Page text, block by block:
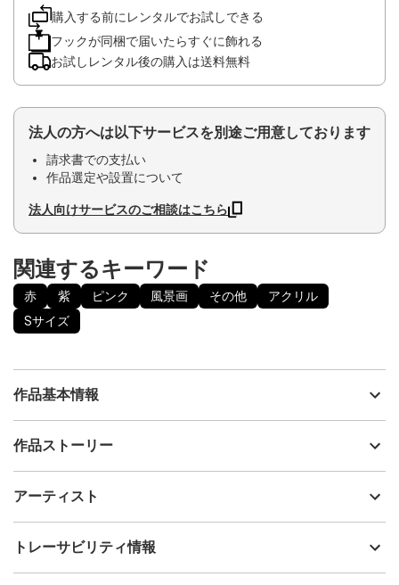
購入する前にレンタルでお試しできる
フックが同梱で届いたらすぐに飾れる
お試しレンタル後の購入は送料無料
法人の方へは以下サービスを別途ご用意しております
請求書での支払い
作品選定や設置について
法人向けサービスのご相談はこちら
関連するキーワード
赤 紫 ピンク 風景画 その他
アクリル
Sサイズ
作品基本情報
出品者
制作年
アクリル
作品ストーリー
アーティスト
ティーラワット加奈子
フォローする
トレーサビリティ情報